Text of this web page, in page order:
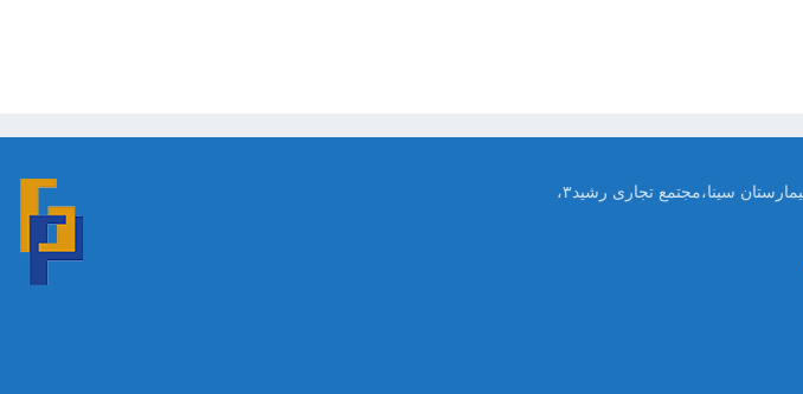
تهران ،خیابان امام خمینی،روبروی بیمارستان سینا،مجتمع تجاری رشید۳،